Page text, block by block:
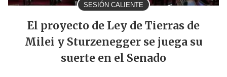
SESIÓN CALIENTE
El proyecto de Ley de Tierras de
Milei y Sturzenegger se juega su
suerte en el Senado